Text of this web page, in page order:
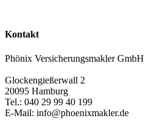
Kontakt
Phönix Versicherungsmakler GmbH
Glockengießerwall 2
20095 Hamburg
Tel.: 040 29 99 40 199
E-Mail: info@phoenixmakler.de